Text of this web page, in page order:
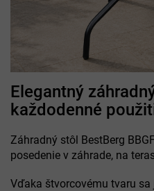
Elegantný
každodenné
Záhradný stôl BestBerg
posedenie v záhrade, na
Vďaka štvorcovému tvaru